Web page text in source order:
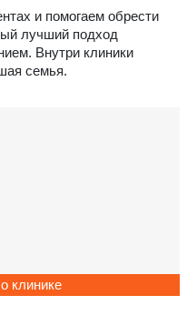
и помогаем обрести
лучший подход
Внутри клиники
семья.
клинике